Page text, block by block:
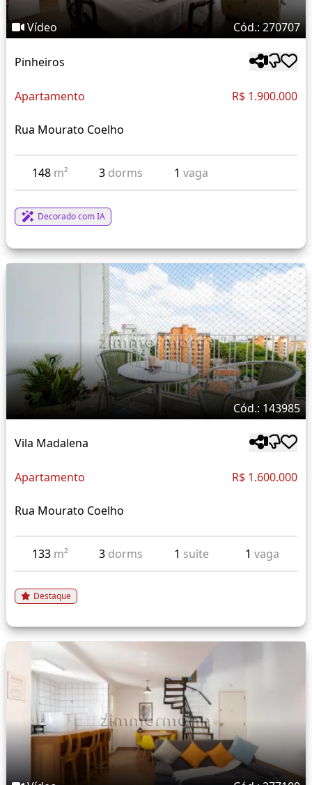
Vídeo Cód.: 270707
Pinheiros
Apartamento R$ 1.900.000
Rua Mourato Coelho
148 m² 3 dorms 1vaga
Decorado com IA
Cód.: 143985
Vila Madalena
Apartamento R$ 1.600.000
Rua Mourato Coelho
133 m² 3 dorms 1 suíte 1 vaga
Destaque